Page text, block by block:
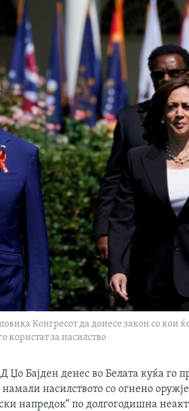
Конгресот да донесе закон со кои
користат за насилство
Џо Бајден денес во Белата куќа го
намали насилството со огнено
напредок“ по долгогодишна